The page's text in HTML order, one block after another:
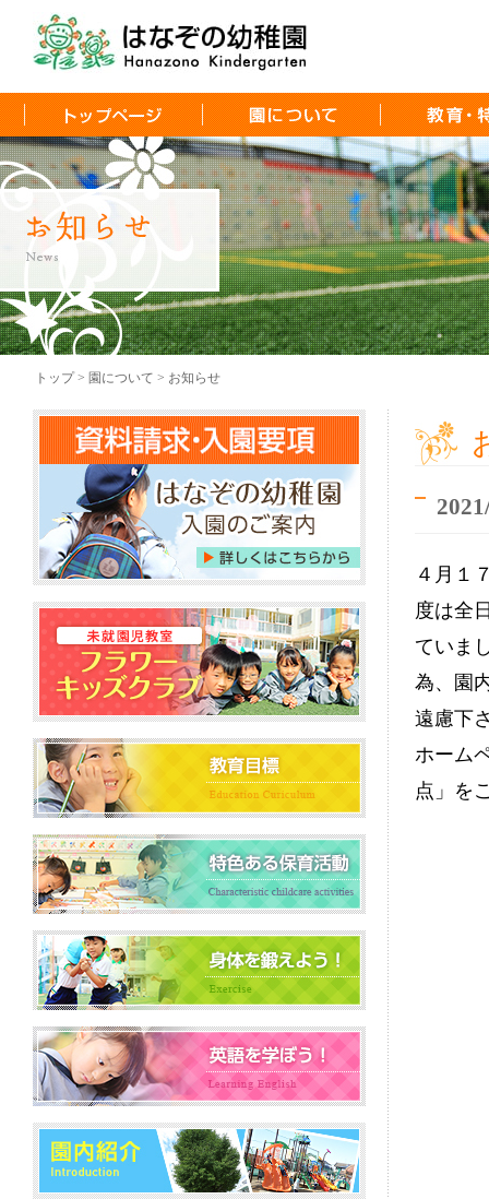
トップ > 園について > お知らせ
４月１
度は全
ていま
為、園
遠慮下
ホーム
点」を